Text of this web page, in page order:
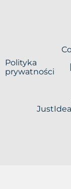
Polityka
prywatności